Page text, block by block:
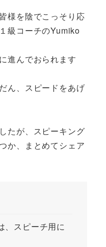
様を陰でこっそり応
級コーチのYumiko
進んでおられます
ん、スピードをあげ
たが、スピーキング
か、まとめてシェア
、スピーチ用に